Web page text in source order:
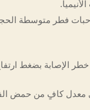
قليلة (٢٠ سعرة حرارية لخمس حبات
خطر الإصابة بضغط
معدل كافٍ من حمض